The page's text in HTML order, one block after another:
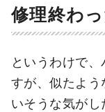
修理終わ
というわけで
すが、似たよう
いそうな気がし